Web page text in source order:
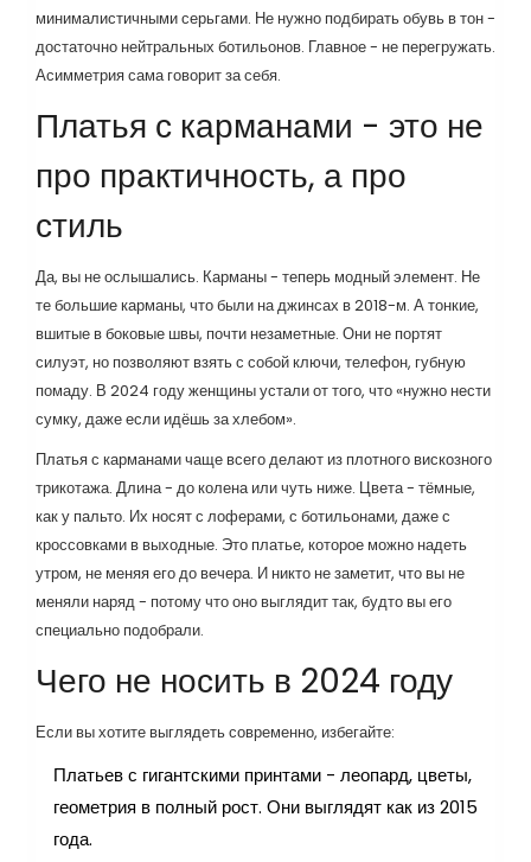
минималистичными серьгами. Не нужно подбирать обувь в тон -
достаточно нейтральных ботильонов. Главное - не перегружать.
Асимметрия сама говорит за себя.
Платья с карманами - это не
про практичность, а про
стиль
Да, вы не ослышались. Карманы - теперь модный элемент. Не
те большие карманы, что были на джинсах в 2018-м. А тонкие,
вшитые в боковые швы, почти незаметные. Они не портят
силуэт, но позволяют взять с собой ключи, телефон, губную
помаду. В 2024 году женщины устали от того, что «нужно нести
сумку, даже если идёшь за хлебом».
Платья с карманами чаще всего делают из плотного вискозного
трикотажа. Длина - до колена или чуть ниже. Цвета - тёмные,
как у пальто. Их носят с лоферами, с ботильонами, даже с
кроссовками в выходные. Это платье, которое можно надеть
утром, не меняя его до вечера. И никто не заметит, что вы не
меняли наряд - потому что оно выглядит так, будто вы его
специально подобрали.
Чего не носить в 2024 году
Если вы хотите выглядеть современно, избегайте:
Платьев с гигантскими принтами - леопард, цветы,
геометрия в полный рост. Они выглядят как из 2015
года.